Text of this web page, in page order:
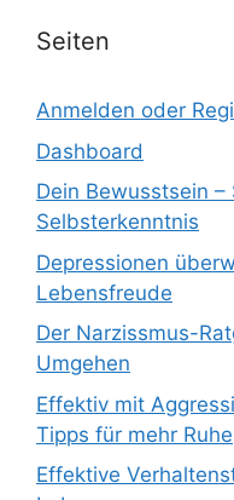
Seiten
Anmelden oder
Dashboard
Dein Bewusstsein –
Selbsterkenntnis
Depressionen
Lebensfreude
Der Narzissmus-
Umgehen
Effektiv mit
Tipps für mehr Ruhe
Effektive